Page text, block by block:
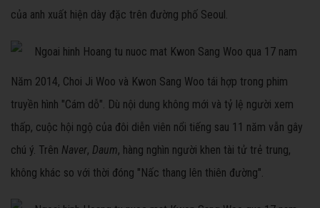
của anh xuất hiện dày đặc trên đường phố Seoul.
Năm 2014, Choi Ji Woo và Kwon Sang Woo tái hợp trong phim
truyền hình "Cám dỗ". Dù nội dung không mới và tỷ lệ người xem
thấp, cuộc hội ngộ của đôi diễn viên nổi tiếng sau 11 năm vẫn gây
chú ý. Trên Naver, Daum, hàng nghìn người khen tài tử trẻ trung,
không khác so với thời đóng "Nấc thang lên thiên đường".